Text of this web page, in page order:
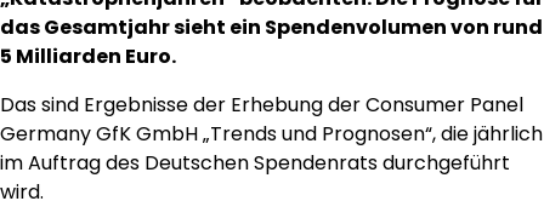
das Gesamtjahr sieht ein Spendenvolumen von rund
5 Milliarden Euro.
Das sind Ergebnisse der Erhebung der Consumer Panel
Germany GfK GmbH „Trends und Prognosen“, die jährlich
im Auftrag des Deutschen Spendenrats durchgeführt
wird.